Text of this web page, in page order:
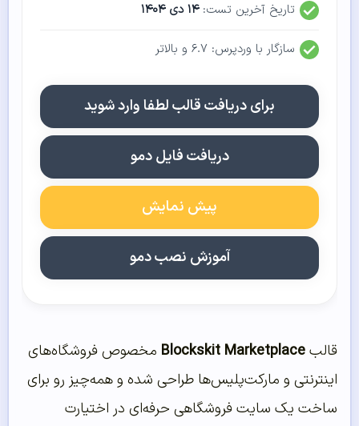
تاریخ آخرین تست:۱۴ دی ۱۴۰۴
سازگار با وردپرس: ۶.۷ و بالاتر
برای دریافت قالب لطفا وارد شوید
دریافت فایل دمو
پیش نمایش
آموزش نصب دمو
قالبBlockskit Marketplace مخصوص فروشگاه‌های
اینترنتی و مارکت‌پلیس‌ها طراحی شده و همه‌چیز رو برای
ساخت یک سایت فروشگاهی حرفه‌ای در اختیارت